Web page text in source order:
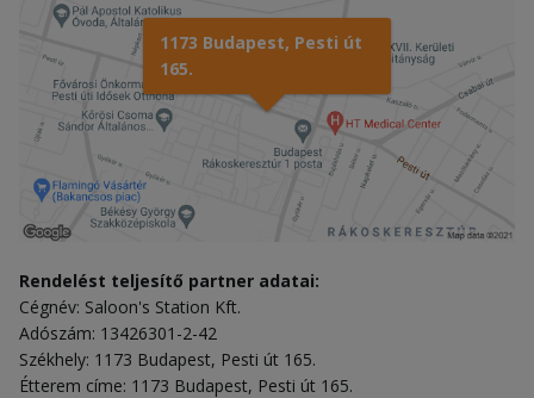
1173 Budapest, Pesti út
165.
Rendelést teljesítő partner adatai:
Cégnév: Saloon's Station Kft.
Adószám: 13426301-2-42
Székhely: 1173 Budapest, Pesti út 165.
Étterem címe: 1173 Budapest, Pesti út 165.